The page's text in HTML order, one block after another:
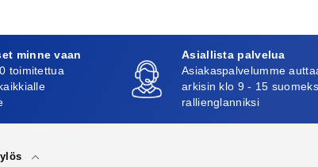
minne vaan
toimitettua
Asiallista palvelua
Asiakaspalvelumme
arkisin klo 9 - 15
rallienglanniksi